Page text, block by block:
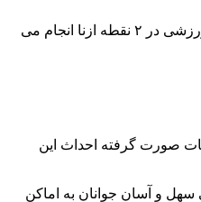
شهردار ازنا در گفتگو باخبرنگاران گفت : زیربنای هر کدام از این زمین های ورزشی ۷۰۰ متر مربع می باشد و با برنامه ریزی ها و اقدامات صورت گرفته احداث این زمین های ورزشی در ۲ نقطه ازنا انجام می
متر مربع می باشد و با برنامه ریزی ها و اقدامات صورت گرفته احداث این
و آسان جوانان به اماکن